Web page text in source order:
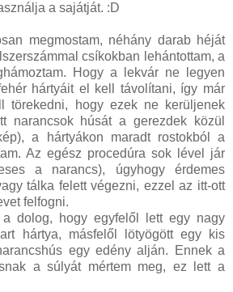
a sajátját. :D
megmostam, néhány darab héját
csíkokban lehántottam, a
Hogy a lekvár ne legyen
hártyáit el kell távolítani, így már
törekedni, hogy ezek ne kerüljenek
narancsok húsát a gerezdek közül
a hártyákon maradt rostokból a
Az egész procedúra sok lével jár
a narancs), úgyhogy érdemes
tálka felett végezni, ezzel az itt-ott
felfogni.
dolog, hogy egyfelől lett egy nagy
hártya, másfelől lötyögött egy kis
egy edény alján. Ennek a
a súlyát mértem meg, ez lett a